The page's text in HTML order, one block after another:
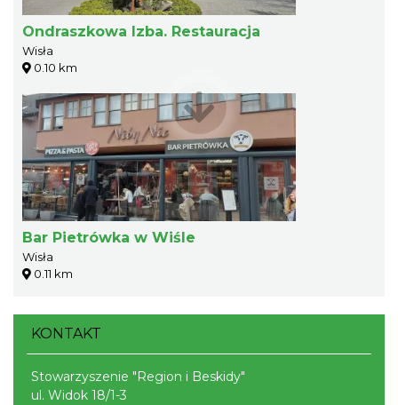
Ondraszkowa Izba. Restauracja
Wisła
0.10 km
Bar Pietrówka w Wiśle
Wisła
0.11 km
KONTAKT
Stowarzyszenie "Region i Beskidy"
ul. Widok 18/1-3